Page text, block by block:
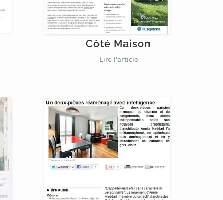
Côté Maison
Lire l'article